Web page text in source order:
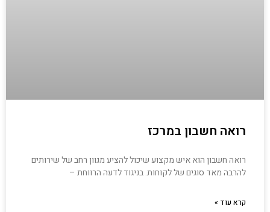
רואה חשבון במרכז
רואה חשבון הוא איש מקצוע שיכול להציע מגוון רחב של שירותים
להרבה מאד סוגים של לקוחות. בניגוד לדעה הרווחת –
קרא עוד »